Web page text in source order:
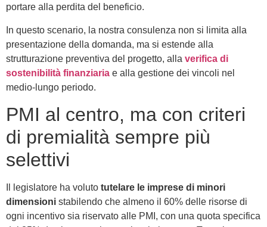
portare alla perdita del beneficio.
In questo scenario, la nostra consulenza non si limita alla
presentazione della domanda, ma si estende alla
strutturazione preventiva del progetto, alla verifica di
sostenibilità finanziaria e alla gestione dei vincoli nel
medio-lungo periodo.
PMI al centro, ma con criteri
di premialità sempre più
selettivi
Il legislatore ha voluto tutelare le imprese di minori
dimensioni stabilendo che almeno il 60% delle risorse di
ogni incentivo sia riservato alle PMI, con una quota specifica